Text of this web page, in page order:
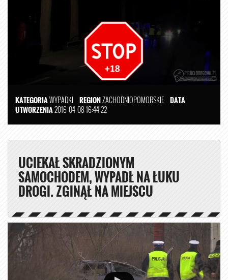
KATEGORIAWYPADKI REGIONZACHODNIOPOMORSKIE DATA
UTWORZENIA2016-04-08 16:44:22
UCIEKAŁ SKRADZIONYM
SAMOCHODEM, WYPADŁ NA ŁUKU
DROGI. ZGINĄŁ NA MIEJSCU